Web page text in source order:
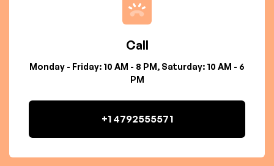
Call
Monday - Friday: 10 AM - 8 PM, Saturday: 10 AM - 6
PM
+1 4792555571